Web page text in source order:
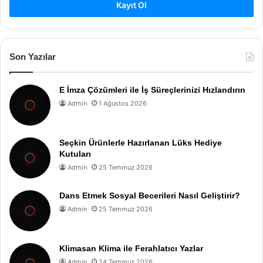
Kayıt Ol
Son Yazılar
E İmza Çözümleri ile İş Süreçlerinizi Hızlandırın
Admin 1 Ağustos 2026
Seçkin Ürünlerle Hazırlanan Lüks Hediye
Kutuları
Admin 25 Temmuz 2026
Dans Etmek Sosyal Becerileri Nasıl Geliştirir?
Admin 25 Temmuz 2026
Klimasan Klima ile Ferahlatıcı Yazlar